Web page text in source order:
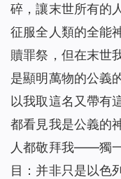
碎，讓末世所有的
征服全人類的全能
贖罪祭，但在末世
是顯明萬物的公義
以我取這名又帶有
都看見我是公義的
人都敬拜我——獨
目：并非只是以色